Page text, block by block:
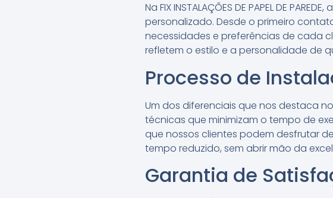
Na FIX INSTALAÇÕES DE PAPEL DE
personalizado. Desde o primeiro
necessidades e preferências de cada
refletem o estilo e a personalidade de
Processo de
Um dos diferenciais que nos destaca
técnicas que minimizam o tempo de
que nossos clientes podem desfrutar
tempo reduzido, sem abrir mão da
Garantia de